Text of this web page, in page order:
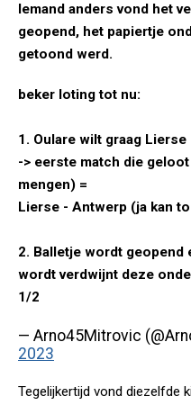
Iemand anders vond het
geopend, het papiertje
getoond werd.
beker loting tot nu:
1. Oulare wilt graag
-> eerste match die
mengen) =
Lierse - Antwerp (ja kan
2. Balletje wordt
wordt verdwijnt deze
1/2
— Arno45Mitrovic
2023
Tegelijkertijd vond diezelfde